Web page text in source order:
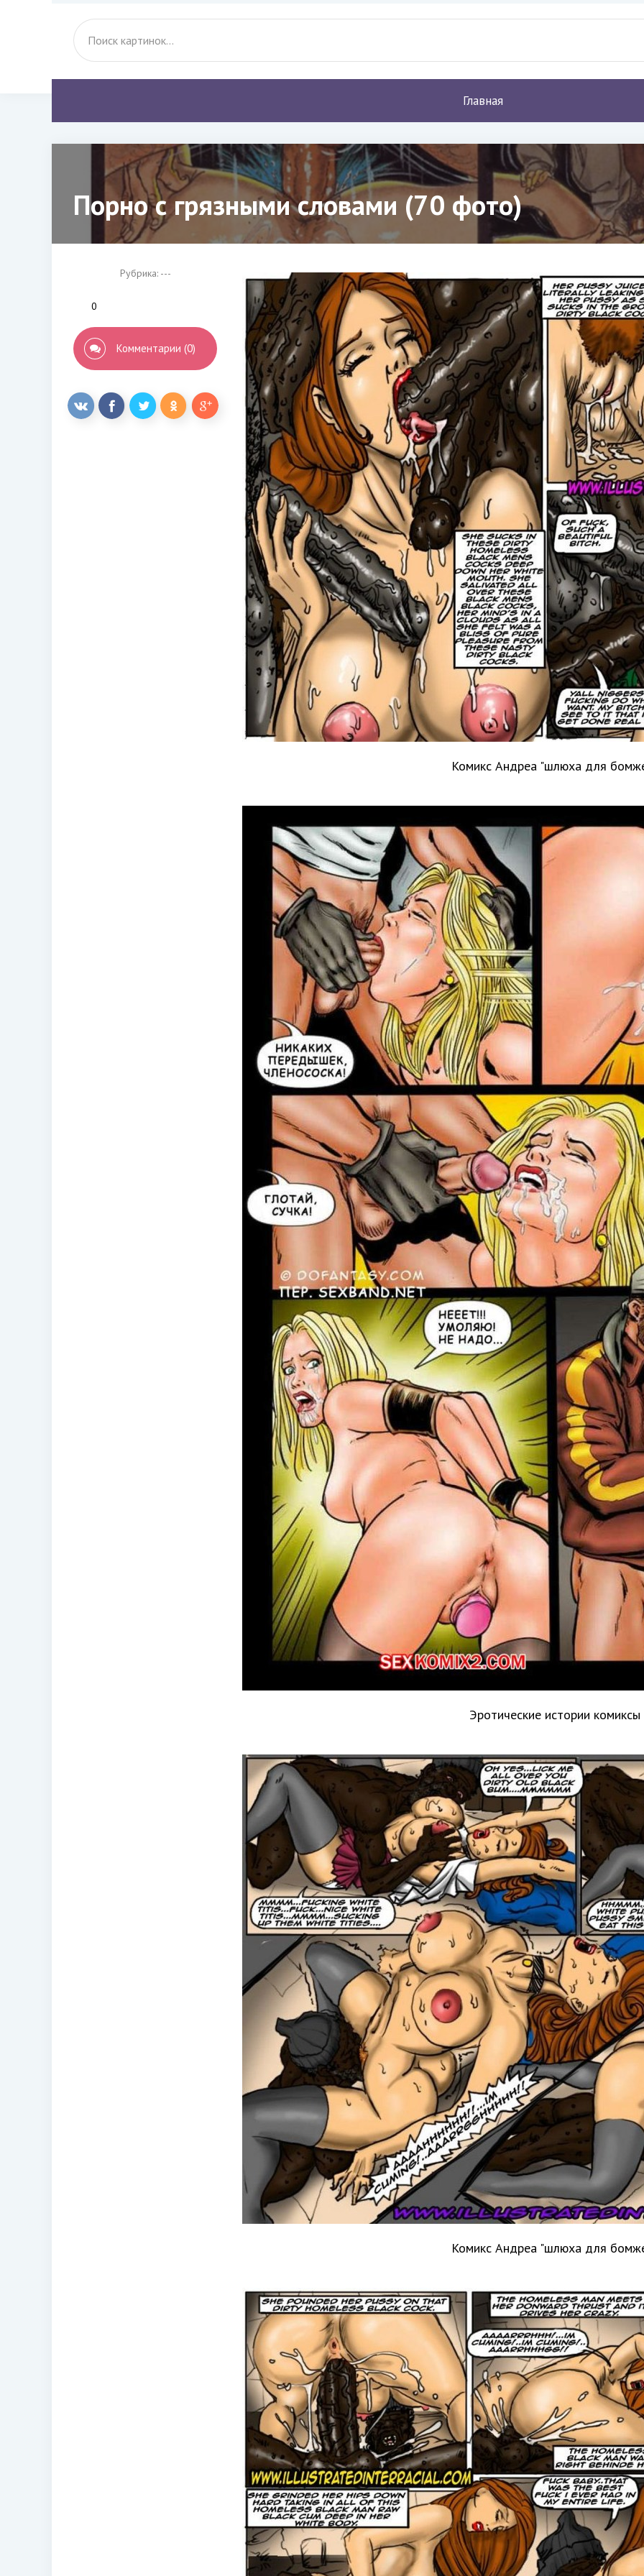
Главная
Порно с грязными словами (70 фото)
Рубрика: ---
0
Комментарии (0)
Комикс Андреа "шлюха для
Эротические истории комиксы
Комикс Андреа "шлюха для